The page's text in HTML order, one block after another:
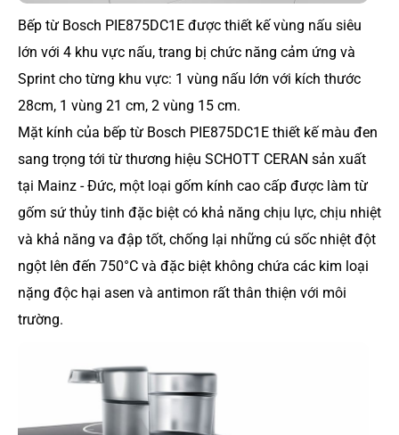
Bếp từ Bosch PIE875DC1E được thiết kế vùng nấu siêu
lớn với 4 khu vực nấu, trang bị chức năng cảm ứng và
Sprint cho từng khu vực: 1 vùng nấu lớn với kích thước
28cm, 1 vùng 21 cm, 2 vùng 15 cm.
Mặt kính của bếp từ Bosch PIE875DC1E thiết kế màu đen
sang trọng tới từ thương hiệu SCHOTT CERAN sản xuất
tại Mainz - Đức, một loại gốm kính cao cấp được làm từ
gốm sứ thủy tinh đặc biệt có khả năng chịu lực, chịu nhiệt
và khả năng va đập tốt, chống lại những cú sốc nhiệt đột
ngột lên đến 750°C và đặc biệt không chứa các kim loại
nặng độc hại asen và antimon rất thân thiện với môi
trường.